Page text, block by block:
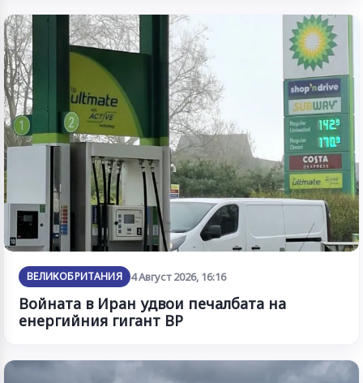
ВЕЛИКОБРИТАНИЯ 4 Август 2026, 16:16
Войната в Иран удвои печалбата на
енергийния гигант BP